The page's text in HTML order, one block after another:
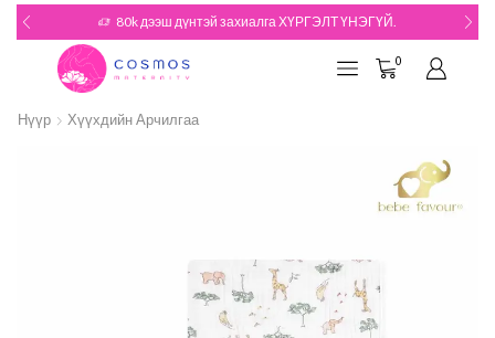
180k дээш дүнтэй захиалгын БЭЛЭГТЭЙ
0
Нүүр Хүүхдийн Арчилгаа